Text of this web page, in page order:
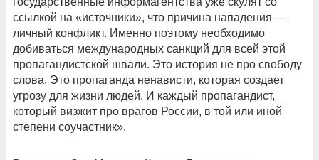
ссылкой на «источники», что причина нападения —
личный конфликт. Именно поэтому необходимо
добиваться международных санкций для всей этой
пропагандистской швали. Это история не про свободу
слова. Это пропаганда ненависти, которая создает
угрозу для жизни людей. И каждый пропагандист,
который визжит про врагов России, в той или иной
степени соучастник».